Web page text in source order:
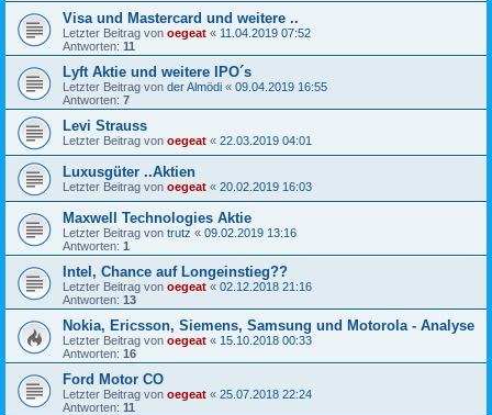
Visa und Mastercard und weitere ..
Letzter Beitrag von oegeat « 11.04.2019 07:52
Antworten: 11
Lyft Aktie und weitere IPO´s
Letzter Beitrag von der Almödi « 09.04.2019 16:55
Antworten: 7
Levi Strauss
Letzter Beitrag von oegeat « 22.03.2019 04:01
Luxusgüter ..Aktien
Letzter Beitrag von oegeat « 20.02.2019 16:03
Maxwell Technologies Aktie
Letzter Beitrag von trutz « 09.02.2019 13:16
Antworten: 1
Intel, Chance auf Longeinstieg??
Letzter Beitrag von oegeat « 02.12.2018 21:16
Antworten: 13
Nokia, Ericsson, Siemens, Samsung und Motorola - Analyse
Letzter Beitrag von oegeat « 15.10.2018 00:33
Antworten: 16
Ford Motor CO
Letzter Beitrag von oegeat « 25.07.2018 22:24
Antworten: 11